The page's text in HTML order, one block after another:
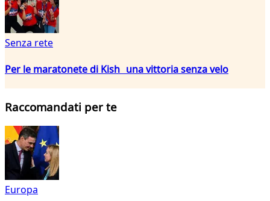
Senza rete
Per le maratonete di Kish una vittoria senza velo
Raccomandati per te
Europa